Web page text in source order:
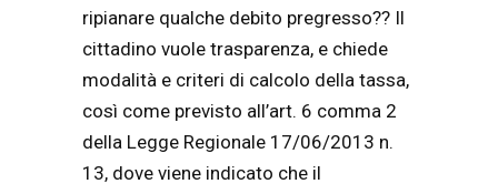
ripianare qualche debito pregresso?? Il
cittadino vuole trasparenza, e chiede
modalità e criteri di calcolo della tassa,
così come previsto all’art. 6 comma 2
della Legge Regionale 17/06/2013 n.
13, dove viene indicato che il